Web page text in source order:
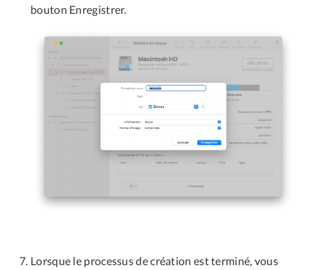
bouton Enregistrer.
Lorsque le processus de création est terminé, vous